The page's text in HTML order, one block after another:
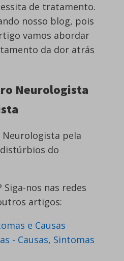
de tratamento.
nosso blog, pois
vamos abordar
da dor atrás
Neurologista
Neurologista pela
do
nos nas redes
artigos:
e Causas
- Causas, Sintomas